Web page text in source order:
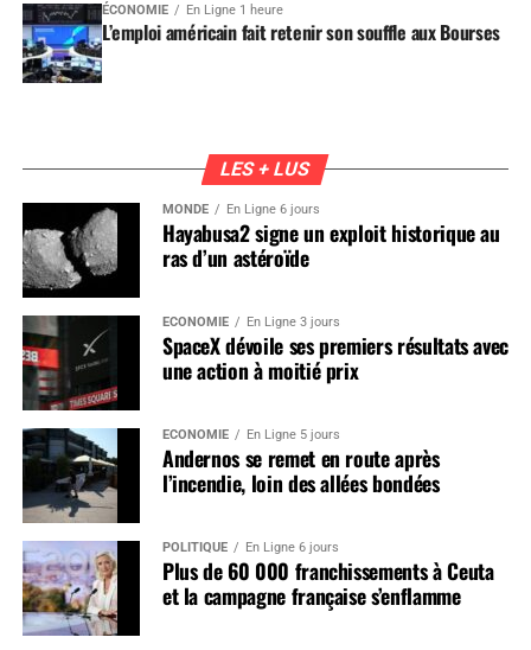
ÉCONOMIE En Ligne 1 heure
L’emploi américain fait retenir son souffle aux Bourses
LES + LUS
MONDE En Ligne 6 jours
Hayabusa2 signe un exploit historique au
ras d’un astéroïde
ÉCONOMIE En Ligne 3 jours
SpaceX dévoile ses premiers résultats avec
une action à moitié prix
ÉCONOMIE En Ligne 5 jours
Andernos se remet en route après
l’incendie, loin des allées bondées
POLITIQUE En Ligne 6 jours
Plus de 60 000 franchissements à Ceuta
et la campagne française s’enflamme